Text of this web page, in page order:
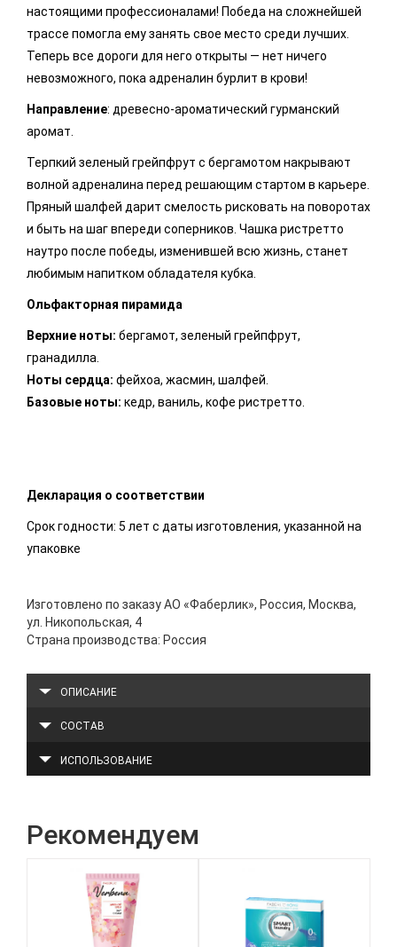
настоящими профессионалами! Победа на сложнейшей
трассе помогла ему занять свое место среди лучших.
Теперь все дороги для него открыты — нет ничего
невозможного, пока адреналин бурлит в крови!
Направление: древесно-ароматический гурманский
аромат.
Терпкий зеленый грейпфрут с бергамотом накрывают
волной адреналина перед решающим стартом в карьере.
Пряный шалфей дарит смелость рисковать на поворотах
и быть на шаг впереди соперников. Чашка ристретто
наутро после победы, изменившей всю жизнь, станет
любимым напитком обладателя кубка.
Ольфакторная пирамида
Верхние ноты: бергамот, зеленый грейпфрут,
гранадилла.
Ноты сердца: фейхоа, жасмин, шалфей.
Базовые ноты: кедр, ваниль, кофе ристретто.
Декларация о соответствии
Срок годности: 5 лет с даты изготовления, указанной на
упаковке
Изготовлено по заказу АО «Фаберлик», Россия, Москва,
ул. Никопольская, 4
Страна производства: Россия
ОПИСАНИЕ
СОСТАВ
ИСПОЛЬЗОВАНИЕ
Рекомендуем